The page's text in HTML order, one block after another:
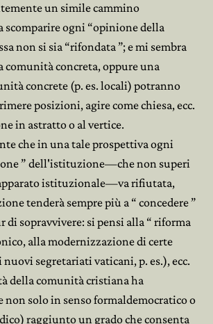

un simile cammino
scomparire ogni “opinione della
non si sia “rifondata ”; e mi sembra
comunità concreta, oppure una
concrete (p. es. locali) potranno
posizioni, agire come chiesa, ecc.
in astratto o al vertice.
che in una tale prospettiva ogni
” dell'istituzione—che non superi
istituzionale—va rifiutata,
tenderà sempre più a “ concedere ”
di sopravvivere: si pensi alla “ riforma
alla modernizzazione di certe
segretariati vaticani, p. es.), ecc.
della comunità cristiana ha
non solo in senso formaldemocratico o
raggiunto un grado che consenta